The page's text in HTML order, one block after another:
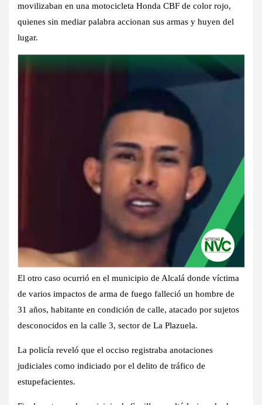
movilizaban en una motocicleta Honda CBF de color rojo,
quienes sin mediar palabra accionan sus armas y huyen del
lugar.
El otro caso ocurrió en el municipio de Alcalá donde víctima
de varios impactos de arma de fuego falleció un hombre de
31 años, habitante en condición de calle, atacado por sujetos
desconocidos en la calle 3, sector de La Plazuela.
La policía reveló que el occiso registraba anotaciones
judiciales como indiciado por el delito de tráfico de
estupefacientes.